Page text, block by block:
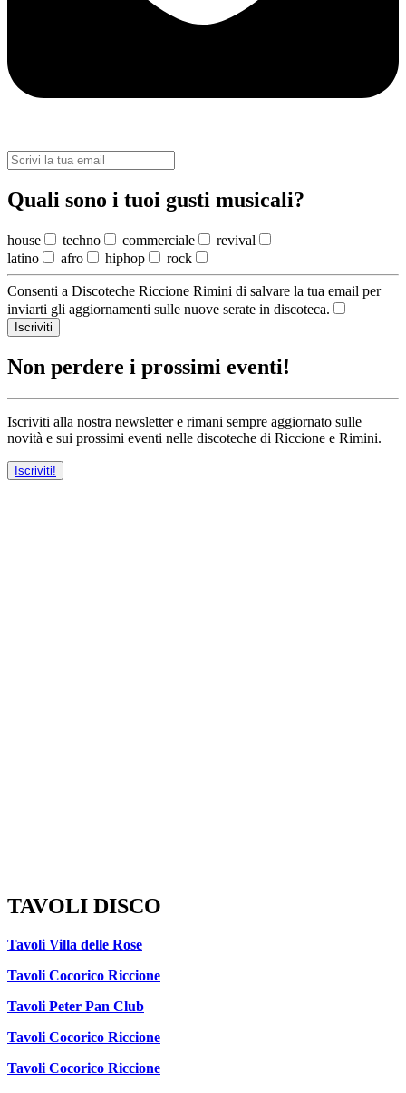
Quali sono i tuoi gusti musicali?
house techno commerciale
revival
latino
afro hiphop rock
Consenti a Discoteche Riccione Rimini di salvare la tua email per
inviarti gli aggiornamenti sulle nuove serate in discoteca.
Iscriviti
Non perdere i prossimi eventi!
Iscriviti alla nostra newsletter e rimani sempre aggiornato sulle
novità e sui prossimi eventi nelle discoteche di Riccione e Rimini.
Iscriviti!
TAVOLI DISCO
Tavoli Villa delle Rose
Tavoli Cocorico Riccione
Tavoli Peter Pan Club
Tavoli Cocorico Riccione
Tavoli Cocorico Riccione